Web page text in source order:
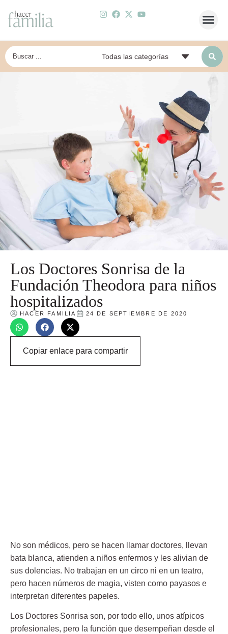
Los Doctores Sonrisa de la
Fundación Theodora para niños
hospitalizados
HACER FAMILIA 24 DE SEPTIEMBRE DE 2020
Copiar enlace para compartir
No son médicos, pero se hacen llamar doctores, llevan
bata blanca, atienden a niños enfermos y les alivian de
sus dolencias. No trabajan en un circo ni en un teatro,
pero hacen números de magia, visten como payasos e
interpretan diferentes papeles.
Los Doctores Sonrisa son, por todo ello, unos atípicos
profesionales, pero la función que desempeñan desde el